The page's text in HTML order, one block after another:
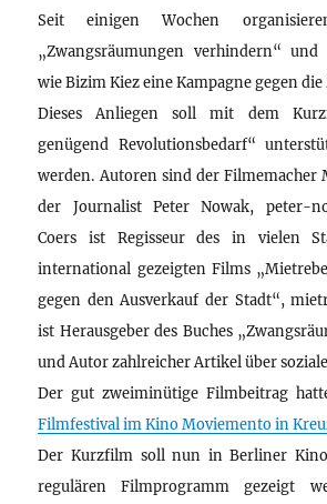
Seit einigen Wochen
„Zwangsräumungen verhindern“ und
wie Bizim Kiez eine Kampagne gegen
Dieses Anliegen soll mit dem
genügend Revolutionsbedarf“
werden. Autoren sind der Filmemacher
der Journalist Peter Nowak, peter-
Coers ist Regisseur des in vielen
international gezeigten Films
gegen den Ausverkauf der Stadt“,
ist Herausgeber des Buches
und Autor zahlreicher Artikel über
Der gut zweiminütige Filmbeitrag
Filmfestival im Kino Moviemento in
Der Kurzfilm soll nun in Berliner
regulären Filmprogramm gezeigt